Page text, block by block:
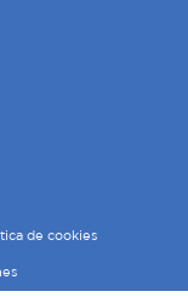
de cookies